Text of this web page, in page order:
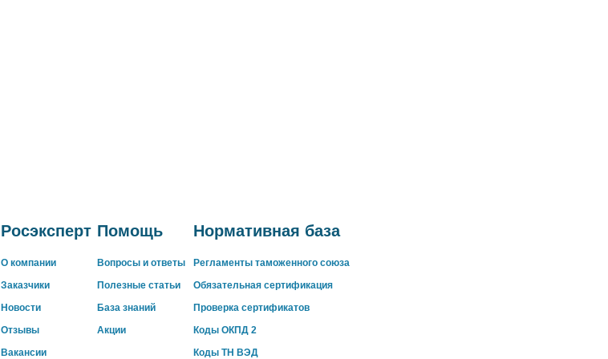
Росэксперт
О компании
Заказчики
Новости
Отзывы
Вакансии
Помощь
Вопросы и ответы
Полезные статьи
База знаний
Акции
Нормативная база
Регламенты таможенного союза
Обязательная сертификация
Проверка сертификатов
Коды ОКПД 2
Коды ТН ВЭД